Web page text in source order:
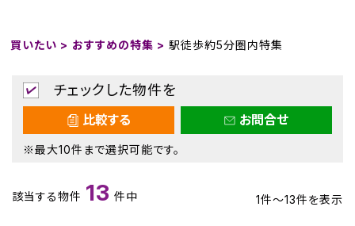
買いたい > おすすめの特集 > 駅徒歩約5分圏内特集
チェックした物件を
比較する お問合せ
※最大10件まで選択可能です。
該当する物件 13 件中 1件～13件を表示